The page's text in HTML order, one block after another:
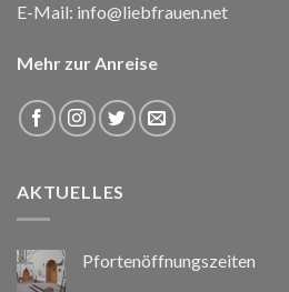
E-Mail: info@liebfrauen.net
Mehr zur Anreise
AKTUELLES
Pfortenöffnungszeiten